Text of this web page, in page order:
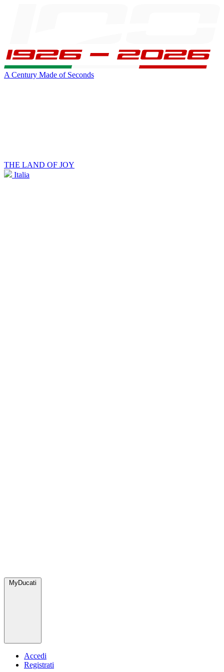
A Century Made of Seconds
THE LAND OF JOY
Italia
MyDucati
Accedi
Registrati